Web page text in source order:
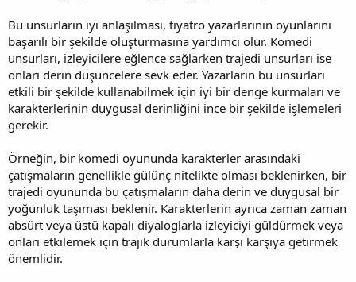
Bu unsurların iyi anlaşılması, tiyatro yazarlarının oyunlarını
başarılı bir şekilde oluşturmasına yardımcı olur. Komedi
unsurları, izleyicilere eğlence sağlarken trajedi unsurları ise
onları derin düşüncelere sevk eder. Yazarların bu unsurları
etkili bir şekilde kullanabilmek için iyi bir denge kurmaları ve
karakterlerinin duygusal derinliğini ince bir şekilde işlemeleri
gerekir.
Örneğin, bir komedi oyununda karakterler arasındaki
çatışmaların genellikle gülünç nitelikte olması beklenirken, bir
trajedi oyununda bu çatışmaların daha derin ve duygusal bir
yoğunluk taşıması beklenir. Karakterlerin ayrıca zaman zaman
absürt veya üstü kapalı diyaloglarla izleyiciyi güldürmek veya
onları etkilemek için trajik durumlarla karşı karşıya getirmek
önemlidir.